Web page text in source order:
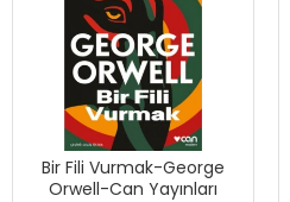
Bir Fili Vurmak-George
Orwell-Can Yayınları